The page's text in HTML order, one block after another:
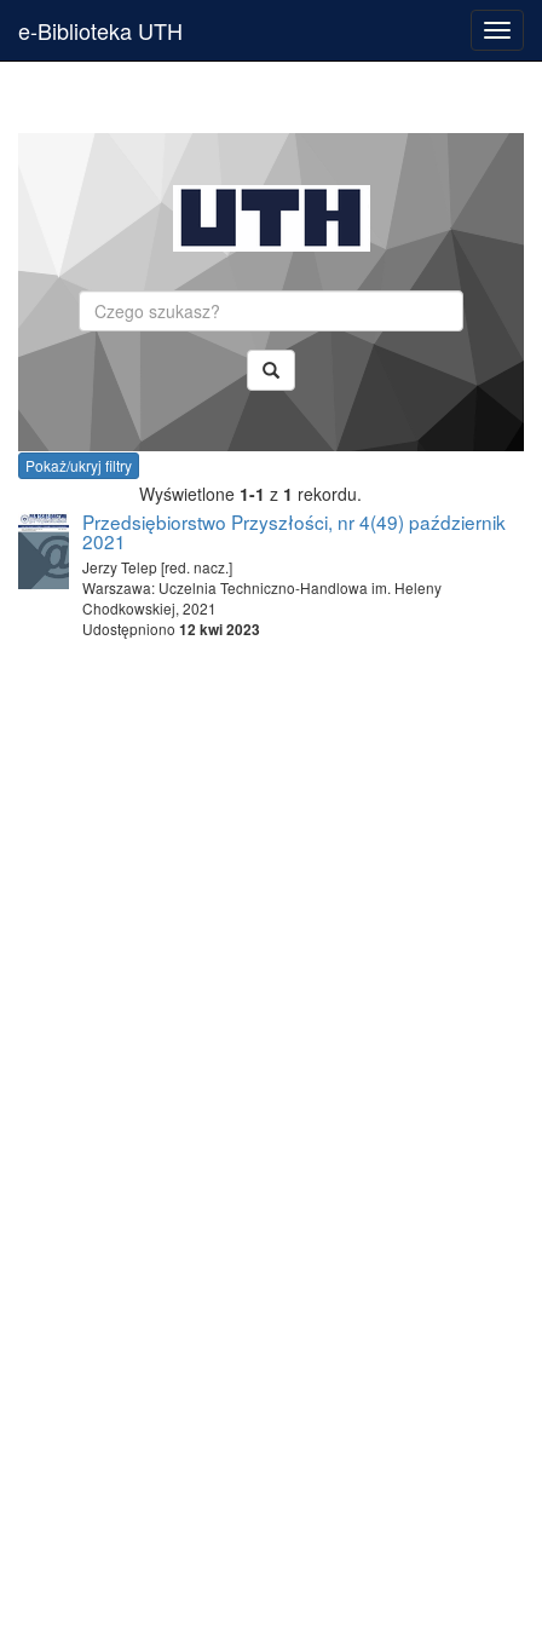
e-Biblioteka UTH
Pokaż/ukryj filtry
Wyświetlone 1-1 z 1 rekordu.
Przedsiębiorstwo Przyszłości, nr 4(49) październik
2021
Jerzy Telep [red. nacz.]
Warszawa: Uczelnia Techniczno-Handlowa im. Heleny
Chodkowskiej, 2021
Udostępniono 12 kwi 2023